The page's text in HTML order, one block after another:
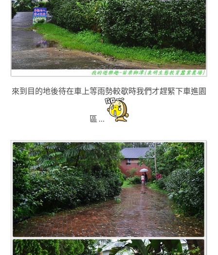
來到目的地後待在車上等雨勢較歇時我們才趕緊下車進園
區 …